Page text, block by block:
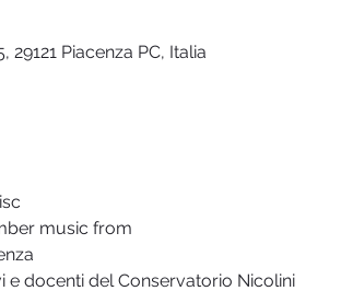
29121 Piacenza PC, Italia
music from
e docenti del Conservatorio Nicolini